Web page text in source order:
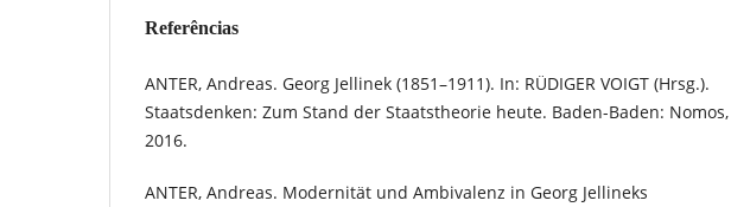
Referências
ANTER, Andreas. Georg Jellinek (1851–1911). In: RÜDIGER VOIGT (Hrsg.).
Staatsdenken: Zum Stand der Staatstheorie heute. Baden-Baden: Nomos,
2016.
ANTER, Andreas. Modernität und Ambivalenz in Georg Jellineks